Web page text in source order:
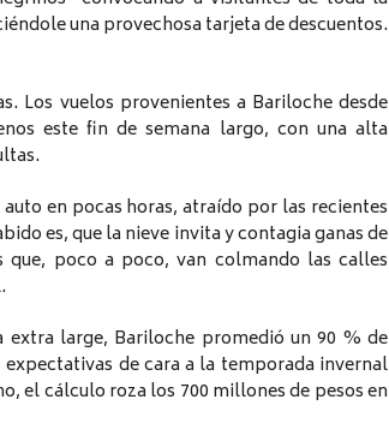
una provechosa tarjeta de descuentos.
Los vuelos provenientes a Bariloche desde
este fin de semana largo, con una alta
en pocas horas, atraído por las recientes
es, que la nieve invita y contagia ganas de
poco a poco, van colmando las calles
extra large, Bariloche promedió un 90 % de
de cara a la temporada invernal
el cálculo roza los 700 millones de pesos en